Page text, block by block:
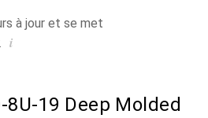
à jour et se met
i
8U-19 Deep Molded